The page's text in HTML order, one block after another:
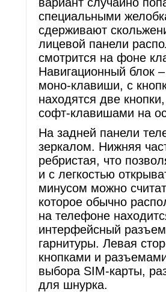
специальными
сдерживают
лицевой панели
смотрится на фоне
Навигационный блок
моно-клавиши, с
находятся две
софт-клавишами на
На задней панели
зеркалом. Нижняя
ребристая, что
и с легкостью
минусом можно
которое обычно
на телефоне
интерфейсный
гарнитуры. Левая
кнопками и
выбора SIM-карты,
для шнурка.